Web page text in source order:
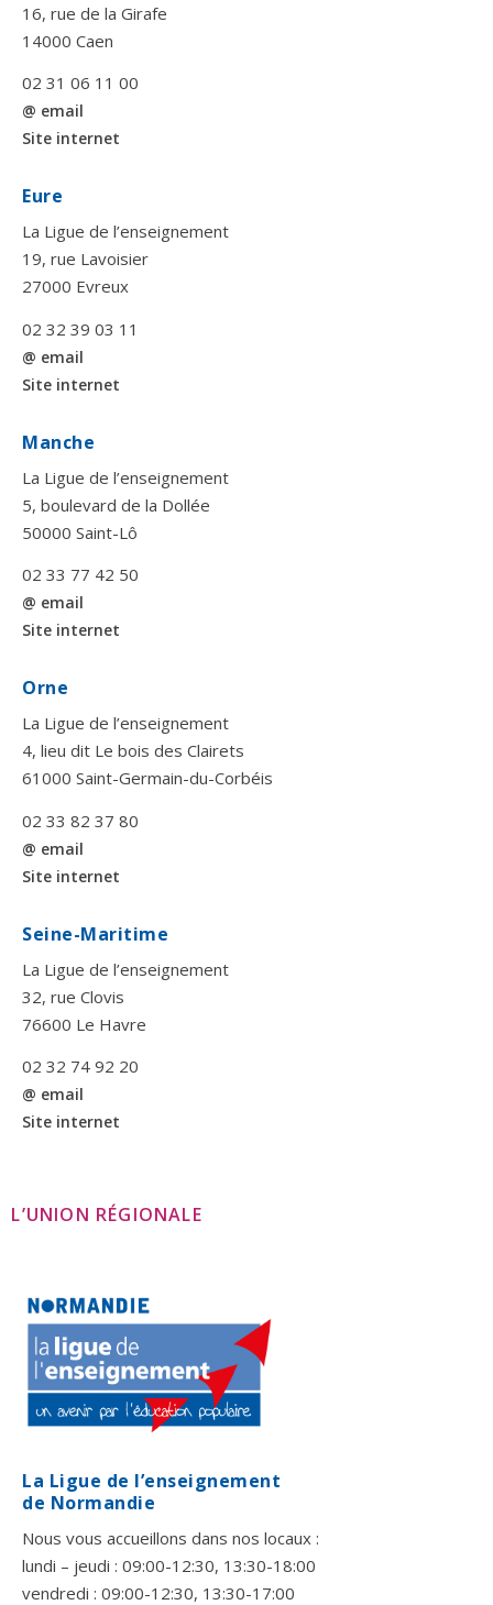
16, rue de la Girafe
14000 Caen
02 31 06 11 00
@ email
Site internet
Eure
La Ligue de l’enseignement
19, rue Lavoisier
27000 Evreux
02 32 39 03 11
@ email
Site internet
Manche
La Ligue de l’enseignement
5, boulevard de la Dollée
50000 Saint-Lô
02 33 77 42 50
@ email
Site internet
Orne
La Ligue de l’enseignement
4, lieu dit Le bois des Clairets
61000 Saint-Germain-du-Corbéis
02 33 82 37 80
@ email
Site internet
Seine-Maritime
La Ligue de l’enseignement
32, rue Clovis
76600 Le Havre
02 32 74 92 20
@ email
Site internet
L’UNION RÉGIONALE
La Ligue de l’enseignement
de Normandie
Nous vous accueillons dans nos locaux :
lundi – jeudi : 09:00-12:30, 13:30-18:00
vendredi : 09:00-12:30, 13:30-17:00